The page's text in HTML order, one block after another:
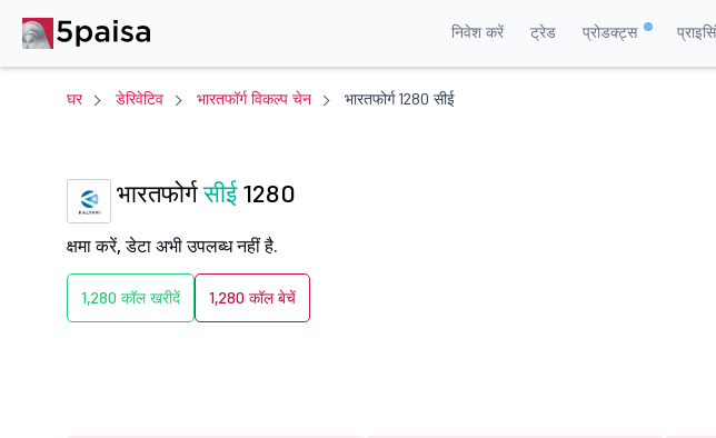
निवेश करें ट्रेड प्रोडक्ट्स
घर डेरिवेटिव भारतफॉर्ग विकल्प चेन भारतफोर्ग 1280 सीई
भारतफोर्गसीई1280
क्षमा करें, डेटा अभी उपलब्ध नहीं है.
1,280 कॉल खरीदें 1,280 कॉल बेचें